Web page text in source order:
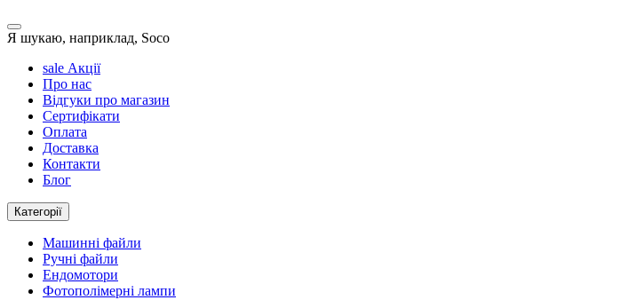
Я шукаю, наприклад, Soco
sale Акції
Про нас
Відгуки про магазин
Сертифікати
Оплата
Доставка
Контакти
Блог
Категорії
Машинні файли
Ручні файли
Ендомотори
Фотополімерні лампи